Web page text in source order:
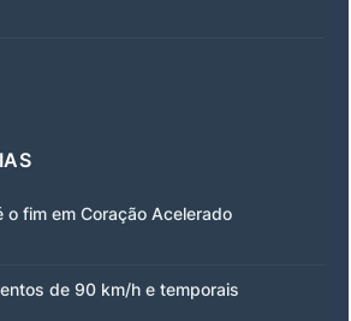
o fim em Coração Acelerado
de 90 km/h e temporais